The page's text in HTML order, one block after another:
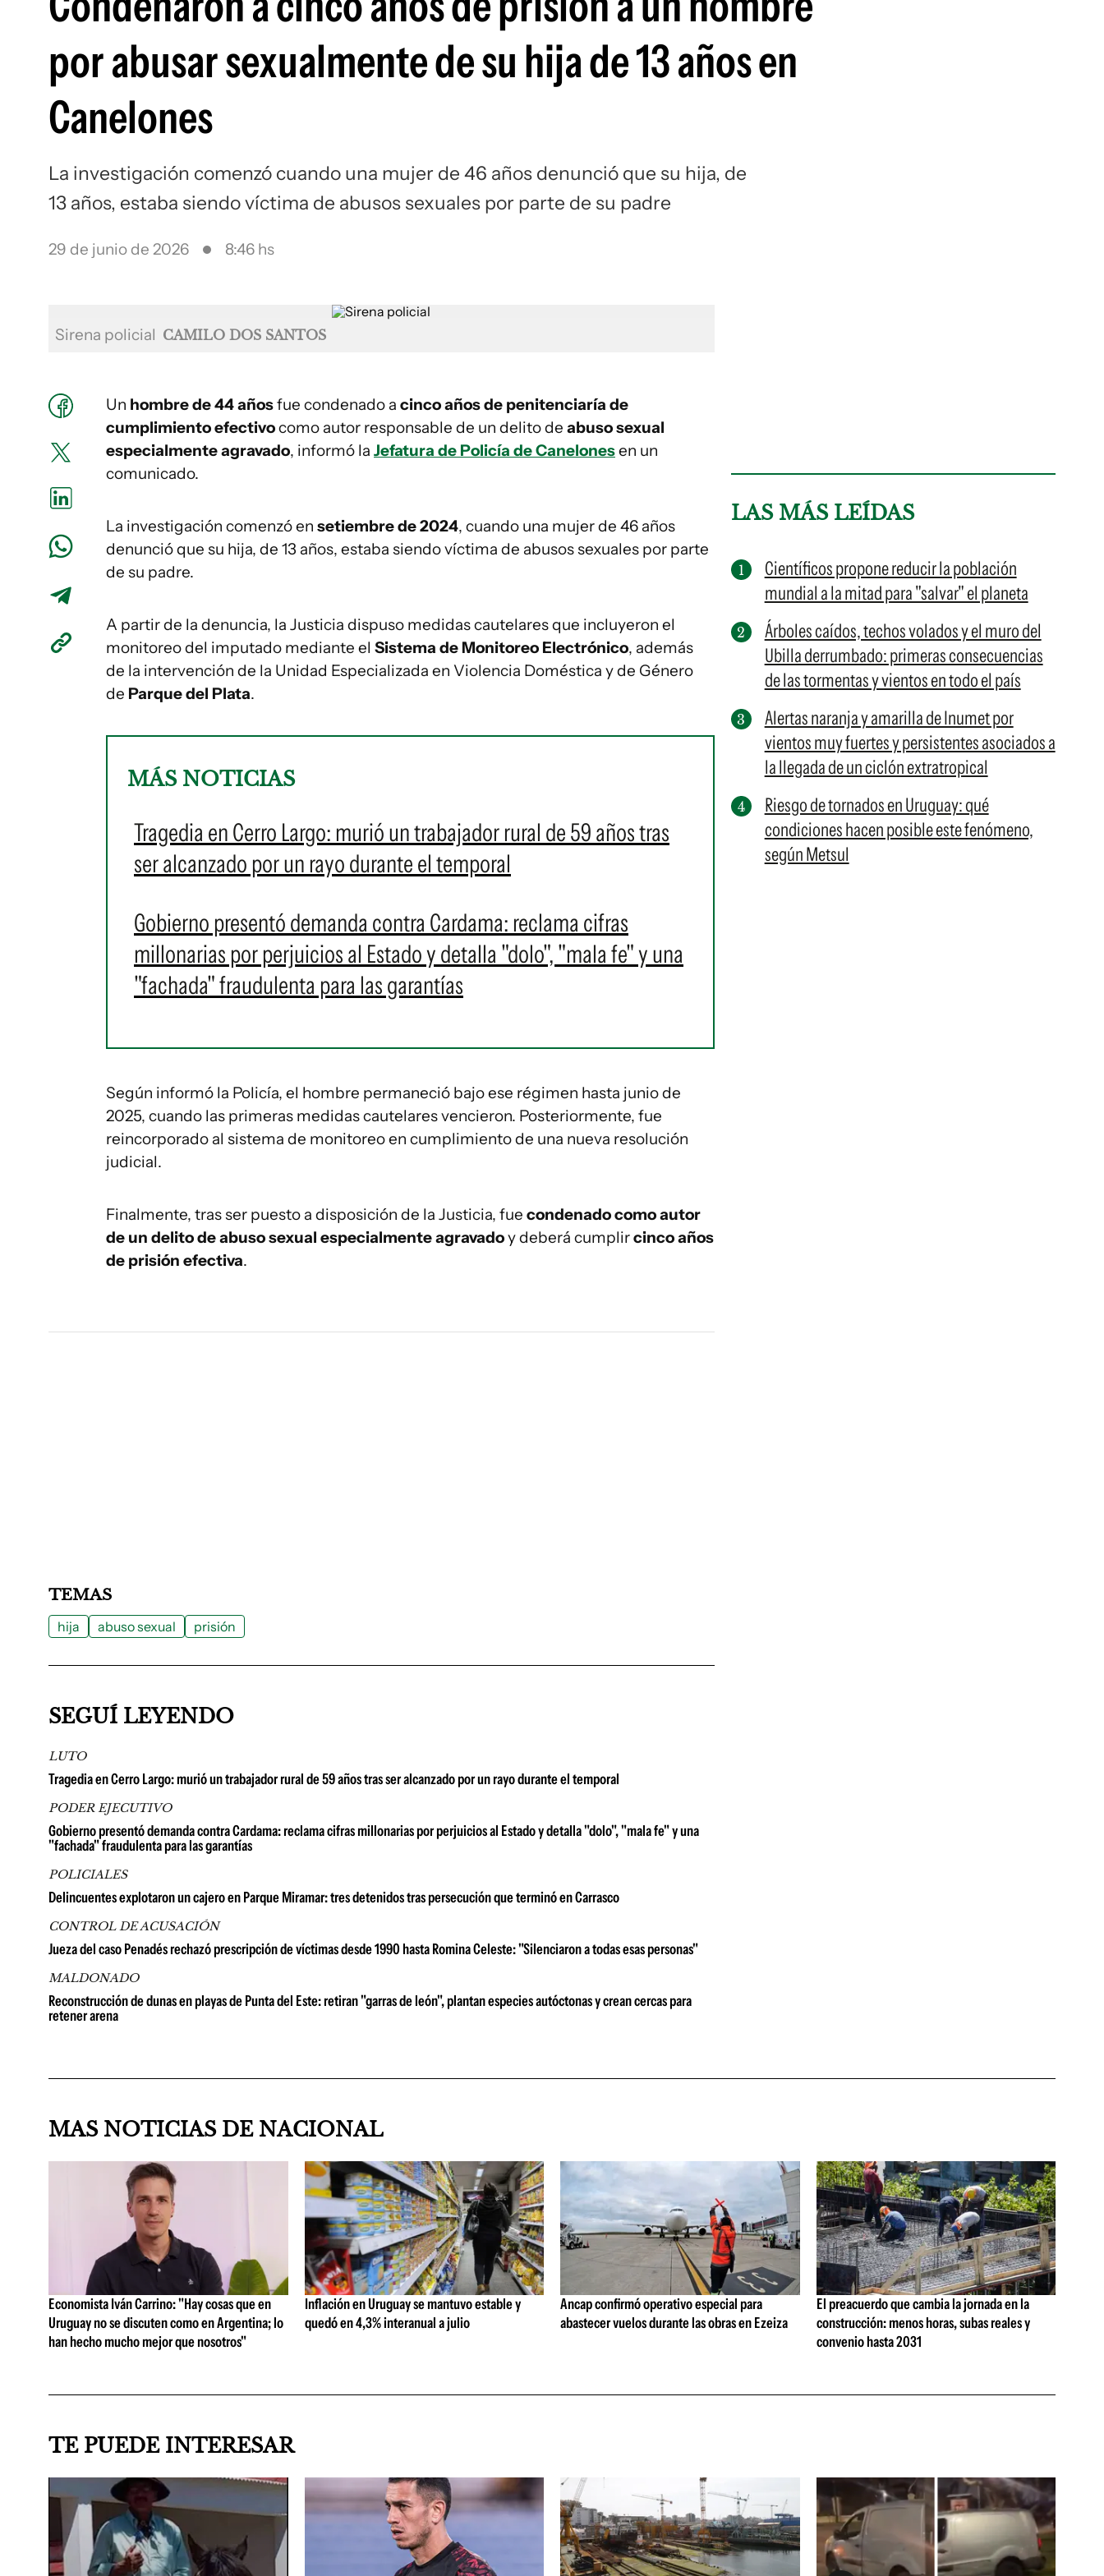
por abusar sexualmente de su hija de 13 años en
Canelones
La investigación comenzó cuando una mujer de 46 años denunció que su hija, de
13 años, estaba siendo víctima de abusos sexuales por parte de su padre
29 de junio de 2026 8:46 hs
Sirena policial CAMILO DOS SANTOS
Un hombre de 44 añosfue condenado a cinco años de penitenciaría de
cumplimiento efectivocomo autor responsable de un delito de abuso sexual
especialmente agravado, informó la Jefatura de Policía de Canelonesen un
comunicado.
La investigación comenzó en setiembre de 2024, cuando una mujer de 46 años
denunció que su hija, de 13 años, estaba siendo víctima de abusos sexuales por parte
de su padre.
A partir de la denuncia, la Justicia dispuso medidas cautelares que incluyeron el
monitoreo del imputado mediante el Sistema de Monitoreo Electrónico, además
de la intervención de la Unidad Especializada en Violencia Doméstica y de Género
de Parque del Plata.
MÁS NOTICIAS
Tragedia en Cerro Largo: murió un trabajador rural de 59 años tras
ser alcanzado por un rayo durante el temporal
Gobierno presentó demanda contra Cardama: reclama cifras
millonarias por perjuicios al Estado y detalla "dolo", "mala fe" y una
"fachada" fraudulenta para las garantías
Según informó la Policía, el hombre permaneció bajo ese régimen hasta junio de
2025, cuando las primeras medidas cautelares vencieron. Posteriormente, fue
reincorporado al sistema de monitoreo en cumplimiento de una nueva resolución
judicial.
Finalmente, tras ser puesto a disposición de la Justicia, fue condenado como autor
de un delito de abuso sexual especialmente agravadoy deberá cumplircinco años
de prisión efectiva.
LAS MÁS LEÍDAS
Científicos propone reducir la población
mundial a la mitad para "salvar" el planeta
Árboles caídos, techos volados y el muro del
Ubilla derrumbado: primeras consecuencias
de las tormentas y vientos en todo el país
Alertas naranja y amarilla de Inumet por
vientos muy fuertes y persistentes asociados a
la llegada de un ciclón extratropical
Riesgo de tornados en Uruguay: qué
condiciones hacen posible este fenómeno,
según Metsul
TEMAS
hija abuso sexual prisión
SEGUÍ LEYENDO
LUTO
Tragedia en Cerro Largo: murió un trabajador rural de 59 años tras ser alcanzado por un rayo durante el temporal
PODER EJECUTIVO
Gobierno presentó demanda contra Cardama: reclama cifras millonarias por perjuicios al Estado y detalla "dolo", "mala fe" y una
"fachada" fraudulenta para las garantías
POLICIALES
Delincuentes explotaron un cajero en Parque Miramar: tres detenidos tras persecución que terminó en Carrasco
CONTROL DE ACUSACIÓN
Jueza del caso Penadés rechazó prescripción de víctimas desde 1990 hasta Romina Celeste: "Silenciaron a todas esas personas"
MALDONADO
Reconstrucción de dunas en playas de Punta del Este: retiran "garras de león", plantan especies autóctonas y crean cercas para
retener arena
MAS NOTICIAS DE NACIONAL
Economista Iván Carrino: "Hay cosas que en
Uruguay no se discuten como en Argentina; lo
han hecho mucho mejor que nosotros"
Inflación en Uruguay se mantuvo estable y
quedó en 4,3% interanual a julio
Ancap confirmó operativo especial para
abastecer vuelos durante las obras en Ezeiza
El preacuerdo que cambia la jornada en la
construcción: menos horas, subas reales y
convenio hasta 2031
TE PUEDE INTERESAR